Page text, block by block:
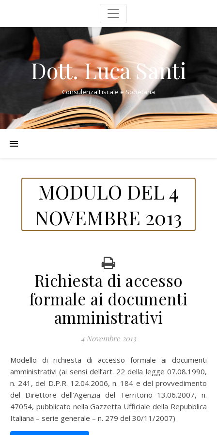
Dott. Luca Santi
Consulenza Fiscale e Societaria
MODULO DEL 4
NOVEMBRE 2013
Richiesta di accesso
formale ai documenti
amministrativi
4 Novembre 2013
Modello di richiesta di accesso formale ai documenti
amministrativi (ai sensi dell’art. 22 della legge 07.08.1990,
n. 241, del D.P.R. 12.04.2006, n. 184 e del provvedimento
del Direttore dell’Agenzia del Territorio 13.06.2007, n.
47054, pubblicato nella Gazzetta Ufficiale della Repubblica
Italiana – serie generale – n. 279 del 30/11/2007)